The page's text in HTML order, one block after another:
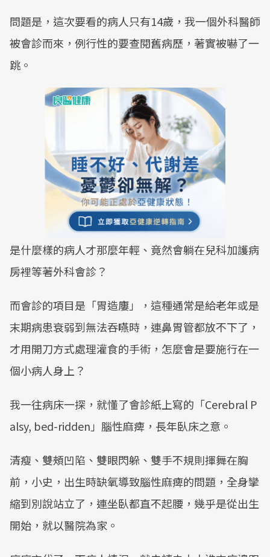
問題是，這次要看的病人只有14歲，我一個外科醫師
被會診而來，例行性的要查閱舊病歷，著實被嚇了一
跳。
是什麼樣的病人才那麼年輕、竟然會躺在兒科加護病
房裡等著外科會診？
而會診的項目是「胃造廔」，這種通常是給老年或是
末期病患衰弱到無法吞嚥時，連鼻胃管都放不下了，
才用開刀方式處理灌食的手術，怎麼會是要施行在一
個小病人身上？
我一往病床一探，就懂了會診紙上寫的「Cerebral P
alsy, bed-ridden」腦性麻痺，長年臥床之意。
清瘦、雙頰凹陷、雙眼閃躲、雙手不規則揮舞在胸
前，小史，出生時缺氧導致腦性麻痺的問題，全身攣
縮到別說站立了，連坐臥都直不起腰，幾乎是從出生
開始，就以醫院為家。